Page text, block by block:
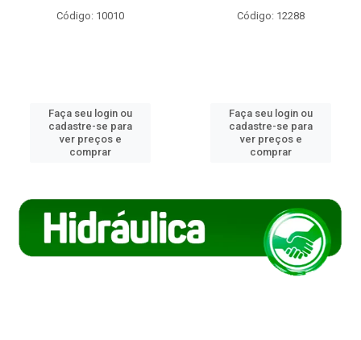
Código: 10010
Faça seu login ou
cadastre-se para
ver preços e
comprar
Código: 12288
Faça seu login ou
cadastre-se para
ver preços e
comprar